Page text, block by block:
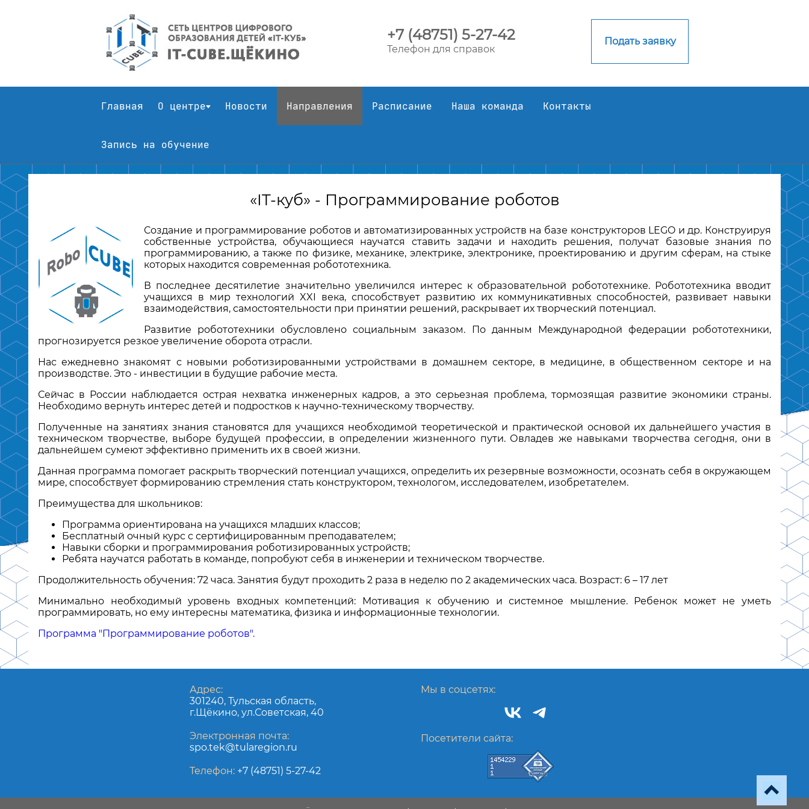
+7 (48751) 5-27-42
Телефон для справок
Подать заявку
Главная О центре Новости Направления Расписание Наша команда Контакты
Запись на обучение
«IT-куб» - Программирование роботов
Создание и программирование роботов и автоматизированных устройств на базе конструкторов LEGO и др. Конструируя
собственные устройства, обучающиеся научатся ставить задачи и находить решения, получат базовые знания по
программированию, а также по физике, механике, электрике, электронике, проектированию и другим сферам, на стыке
которых находится современная робототехника.
В последнее десятилетие значительно увеличился интерес к образовательной робототехнике. Робототехника вводит
учащихся в мир технологий XXI века, способствует развитию их коммуникативных способностей, развивает навыки
взаимодействия, самостоятельности при принятии решений, раскрывает их творческий потенциал.
Развитие робототехники обусловлено социальным заказом. По данным Международной федерации робототехники,
прогнозируется резкое увеличение оборота отрасли.
Нас ежедневно знакомят с новыми роботизированными устройствами в домашнем секторе, в медицине, в общественном секторе и на
производстве. Это - инвестиции в будущие рабочие места.
Сейчас в России наблюдается острая нехватка инженерных кадров, а это серьезная проблема, тормозящая развитие экономики страны.
Необходимо вернуть интерес детей и подростков к научно-техническому творчеству.
Полученные на занятиях знания становятся для учащихся необходимой теоретической и практической основой их дальнейшего участия в
техническом творчестве, выборе будущей профессии, в определении жизненного пути. Овладев же навыками творчества сегодня, они в
дальнейшем сумеют эффективно применить их в своей жизни.
Данная программа помогает раскрыть творческий потенциал учащихся, определить их резервные возможности, осознать себя в окружающем
мире, способствует формированию стремления стать конструктором, технологом, исследователем, изобретателем.
Преимущества для школьников:
Программа ориентирована на учащихся младших классов;
Бесплатный очный курс с сертифицированным преподавателем;
Навыки сборки и программирования роботизированных устройств;
Ребята научатся работать в команде, попробуют себя в инженерии и техническом творчестве.
Продолжительность обучения: 72 часа. Занятия будут проходить 2 раза в неделю по 2 академических часа. Возраст: 6 – 17 лет
Минимально необходимый уровень входных компетенций: Мотивация к обучению и системное мышление. Ребенок может не уметь
программировать, но ему интересны математика, физика и информационные технологии.
Программа "Программирование роботов".
Адрес:
301240, Тульская область,
г.Щёкино, ул.Советская, 40
Электронная почта:
spo.tek@tularegion.ru
Телефон: +7 (48751) 5-27-42
Мы в соцсетях:
Посетители сайта: